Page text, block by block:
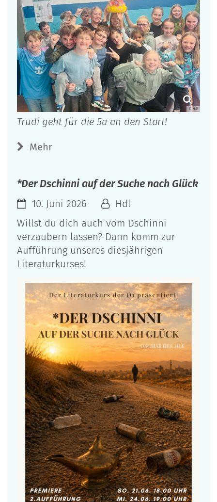
© Hdl
Trudi geht für die 5a an den Start!
Mehr
*Der Dschinni auf der Suche nach Glück
10. Juni 2026
Hdl
Willst du dich auch vom Dschinni
verzaubern lassen? Dann komm zur
Aufführung unseres diesjährigen
Literaturkurses!